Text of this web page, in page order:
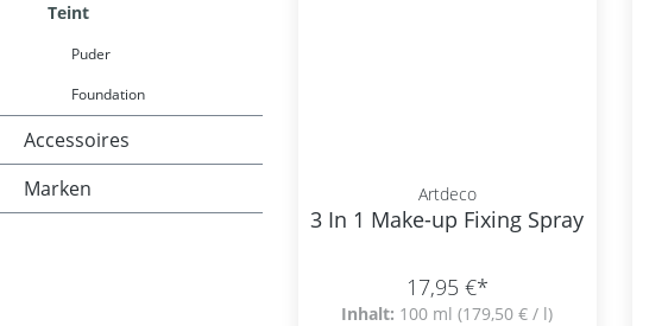
Teint
Puder
Foundation
Accessoires
Marken
Artdeco
3 In 1 Make-up Fixing Spray
17,95 €*
Inhalt: 100 ml(179,50 € / l)